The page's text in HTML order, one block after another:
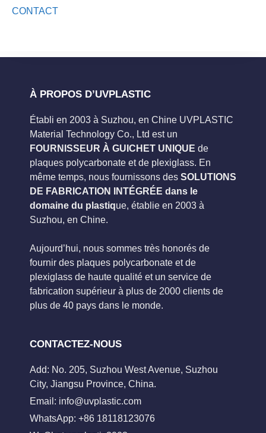
CONTACT
À PROPOS D’UVPLASTIC
Établi en 2003 à Suzhou, en Chine UVPLASTIC
Material Technology Co., Ltd est un
FOURNISSEUR À GUICHET UNIQUE de
plaques polycarbonate et de plexiglass. En
même temps, nous fournissons des SOLUTIONS
DE FABRICATION INTÉGRÉE dans le
domaine du plastique, établie en 2003 à
Suzhou, en Chine.
Aujourd’hui, nous sommes très honorés de
fournir des plaques polycarbonate et de
plexiglass de haute qualité et un service de
fabrication supérieur à plus de 2000 clients de
plus de 40 pays dans le monde.
CONTACTEZ-NOUS
Add: No. 205, Suzhou West Avenue, Suzhou
City, Jiangsu Province, China.
Email: info@uvplastic.com
WhatsApp: +86 18118123076